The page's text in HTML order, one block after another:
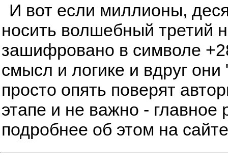
И вот если миллионы,
носить волшебный третий
зашифровано в символе
смысл и логике и вдруг
просто опять поверят
этапе и не важно - главное
подробнее об этом на